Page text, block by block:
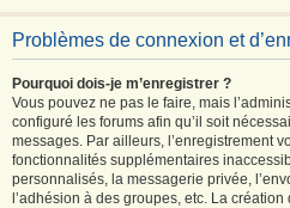
Problèmes de connexion et
Pourquoi dois-je m’enregistrer ?
Vous pouvez ne pas le faire, mais
configuré les forums afin qu’il soit
messages. Par ailleurs, l’enregistrement
fonctionnalités supplémentaires
personnalisés, la messagerie privée,
l’adhésion à des groupes, etc. La